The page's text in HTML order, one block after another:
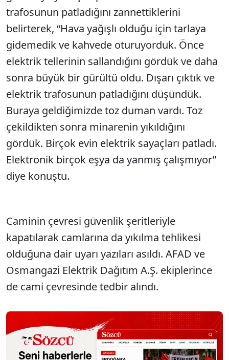
trafosunun patladığını zannettiklerini
belirterek, “Hava yağışlı olduğu için tarlaya
gidemedik ve kahvede oturuyorduk. Önce
elektrik tellerinin sallandığını gördük ve daha
sonra büyük bir gürültü oldu. Dışarı çıktık ve
elektrik trafosunun patladığını düşündük.
Buraya geldiğimizde toz duman vardı. Toz
çekildikten sonra minarenin yıkıldığını
gördük. Birçok evin elektrik sayaçları patladı.
Elektronik birçok eşya da yanmış çalışmıyor”
diye konuştu.
Caminin çevresi güvenlik şeritleriyle
kapatılarak camlarına da yıkılma tehlikesi
olduğuna dair uyarı yazıları asıldı. AFAD ve
Osmangazi Elektrik Dağıtım A.Ş. ekiplerince
de cami çevresinde tedbir alındı.